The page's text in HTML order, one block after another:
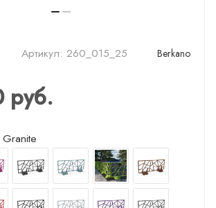
Артикул: 260_015_25 Berkano
руб.